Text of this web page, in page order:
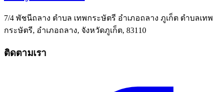
7/4 พัชนีถลาง ตำบล เทพกระษัตรี อำเภอถลาง ภูเก็ต ตำบลเทพ
กระษัตรี, อำเภอถลาง, จังหวัดภูเก็ต, 83110
ติดตามเรา